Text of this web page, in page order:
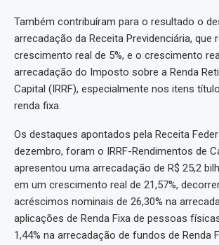
Também contribuíram para o resultado o
arrecadação da Receita Previdenciária, que
crescimento real de 5%, e o crescimento
arrecadação do Imposto sobre a Renda
Capital (IRRF), especialmente nos itens
renda fixa.
Os destaques apontados pela Receita
dezembro, foram o IRRF-Rendimentos de
apresentou uma arrecadação de R$ 25,2
em um crescimento real de 21,57%,
acréscimos nominais de 26,30% na
aplicações de Renda Fixa de pessoas
1,44% na arrecadação de fundos de Renda